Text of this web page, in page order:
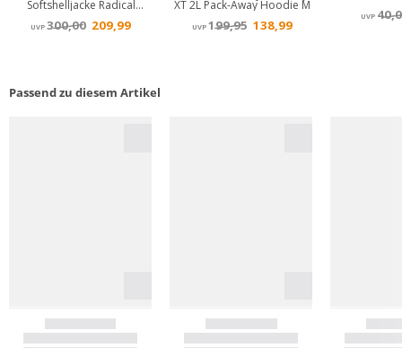
Passend zu diesem Artikel